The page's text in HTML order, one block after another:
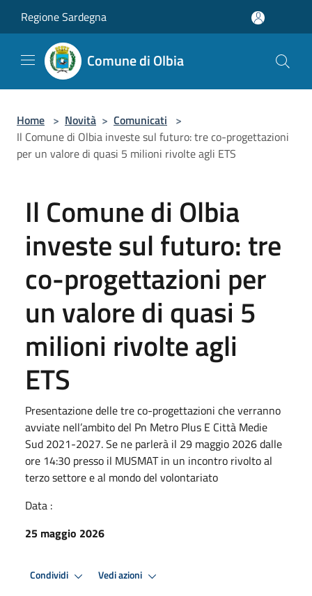
Regione Sardegna
Comune di Olbia
Home > Novità > Comunicati >
Il Comune di Olbia investe sul futuro: tre co-progettazioni
per un valore di quasi 5 milioni rivolte agli ETS
Il Comune di Olbia
investe sul futuro: tre
co-progettazioni per
un valore di quasi 5
milioni rivolte agli
ETS
Presentazione delle tre co-progettazioni che verranno
avviate nell’ambito del Pn Metro Plus E Città Medie
Sud 2021-2027. Se ne parlerà il 29 maggio 2026 dalle
ore 14:30 presso il MUSMAT in un incontro rivolto al
terzo settore e al mondo del volontariato
Data :
25 maggio 2026
Condividi Vedi azioni